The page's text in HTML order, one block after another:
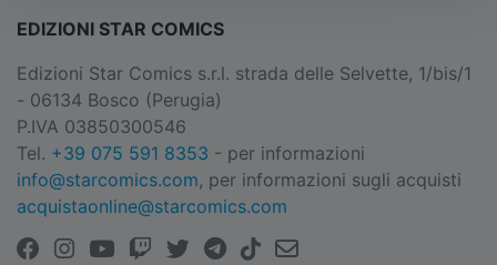
EDIZIONI STAR COMICS
Edizioni Star Comics s.r.l. strada delle Selvette, 1/bis/1
- 06134 Bosco (Perugia)
P.IVA 03850300546
Tel. +39 075 591 8353 - per informazioni
info@starcomics.com, per informazioni sugli acquisti
acquistaonline@starcomics.com